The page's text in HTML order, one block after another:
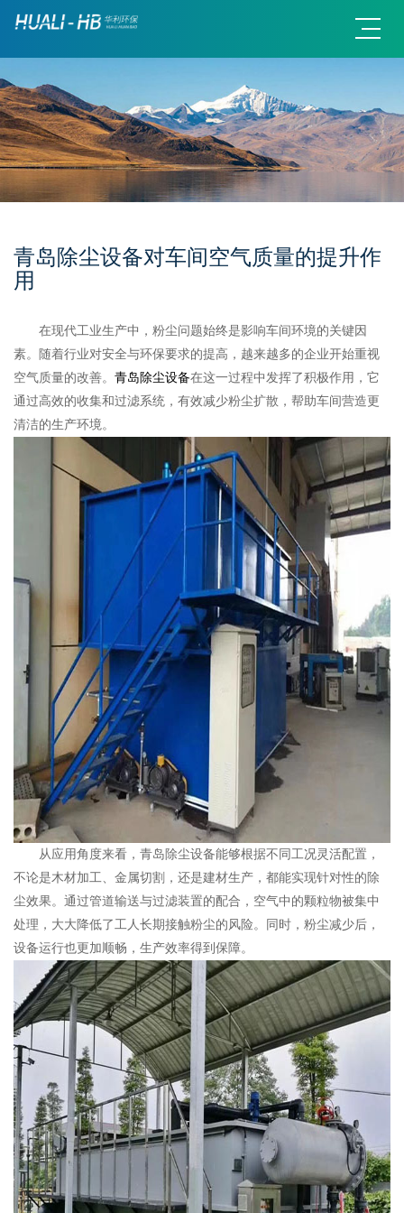
青岛除尘设备对车间空气质量的提升作
用
在现代工业生产中，粉尘问题始终是影响车间环境的关键因
素。随着行业对安全与环保要求的提高，越来越多的企业开始重视
空气质量的改善。 青岛除尘设备在这一过程中发挥了积极作用，它
通过高效的收集和过滤系统，有效减少粉尘扩散，帮助车间营造更
清洁的生产环境。
从应用角度来看，青岛除尘设备能够根据不同工况灵活配置，
不论是木材加工、金属切割，还是建材生产，都能实现针对性的除
尘效果。通过管道输送与过滤装置的配合，空气中的颗粒物被集中
处理，大大降低了工人长期接触粉尘的风险。同时，粉尘减少后，
设备运行也更加顺畅，生产效率得到保障。